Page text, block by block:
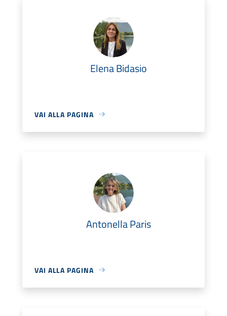
Elena Bidasio
VAI ALLA PAGINA
Antonella Paris
VAI ALLA PAGINA